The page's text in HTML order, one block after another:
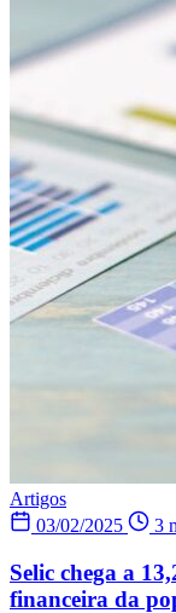
Artigos
03/02/2025
3
Selic chega a
financeira da